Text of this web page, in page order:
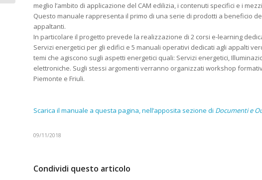
meglio l’ambito di applicazione del CAM edilizia, i contenuti specifici e i
Questo manuale rappresenta il primo di una serie di prodotti a beneficio
appaltanti.
In particolare il progetto prevede la realizzazione di 2 corsi e-learning
Servizi energetici per gli edifici e 5 manuali operativi dedicati agli appalti
temi che agiscono sugli aspetti energetici quali: Servizi energetici,
elettroniche. Sugli stessi argomenti verranno organizzati workshop
Piemonte e Friuli.
Scarica il manuale a questa pagina, nell’apposita sezione di Documenti e
09/11/2018
Condividi questo articolo